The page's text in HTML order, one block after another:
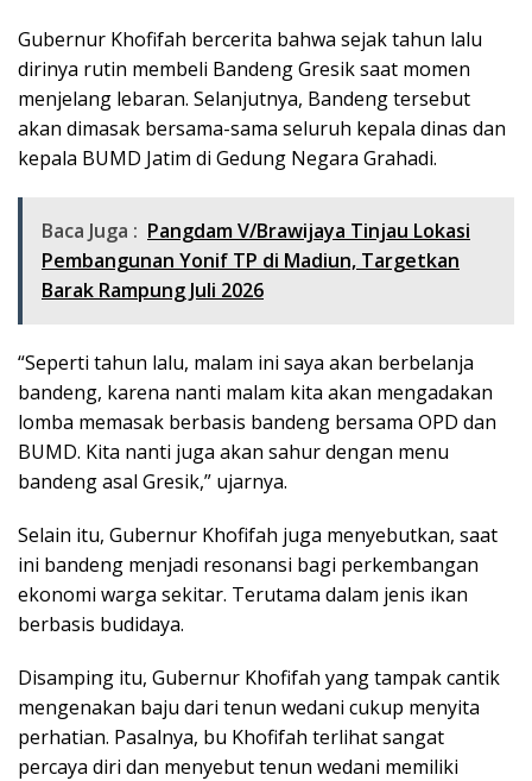
Gubernur Khofifah bercerita bahwa sejak tahun lalu
dirinya rutin membeli Bandeng Gresik saat momen
menjelang lebaran. Selanjutnya, Bandeng tersebut
akan dimasak bersama-sama seluruh kepala dinas dan
kepala BUMD Jatim di Gedung Negara Grahadi.
Baca Juga : Pangdam V/Brawijaya Tinjau Lokasi
Pembangunan Yonif TP di Madiun, Targetkan
Barak Rampung Juli 2026
“Seperti tahun lalu, malam ini saya akan berbelanja
bandeng, karena nanti malam kita akan mengadakan
lomba memasak berbasis bandeng bersama OPD dan
BUMD. Kita nanti juga akan sahur dengan menu
bandeng asal Gresik,” ujarnya.
Selain itu, Gubernur Khofifah juga menyebutkan, saat
ini bandeng menjadi resonansi bagi perkembangan
ekonomi warga sekitar. Terutama dalam jenis ikan
berbasis budidaya.
Disamping itu, Gubernur Khofifah yang tampak cantik
mengenakan baju dari tenun wedani cukup menyita
perhatian. Pasalnya, bu Khofifah terlihat sangat
percaya diri dan menyebut tenun wedani memiliki